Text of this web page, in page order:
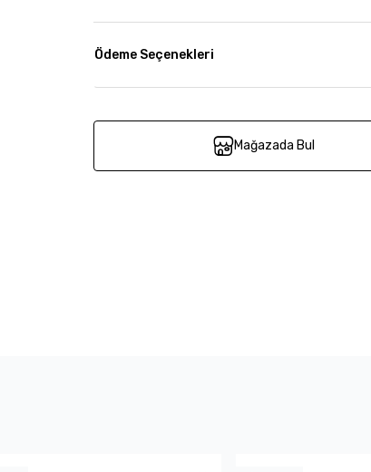
Ödeme Seçenekleri
Mağazada Bul